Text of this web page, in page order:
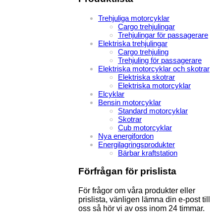
Trehjuliga motorcyklar
Cargo trehjulingar
Trehjulingar för passagerare
Elektriska trehjulingar
Cargo trehjuling
Trehjuling för passagerare
Elektriska motorcyklar och skotrar
Elektriska skotrar
Elektriska motorcyklar
Elcyklar
Bensin motorcyklar
Standard motorcyklar
Skotrar
Cub motorcyklar
Nya energifordon
Energilagringsprodukter
Bärbar kraftstation
Förfrågan för prislista
För frågor om våra produkter eller
prislista, vänligen lämna din e-post till
oss så hör vi av oss inom 24 timmar.